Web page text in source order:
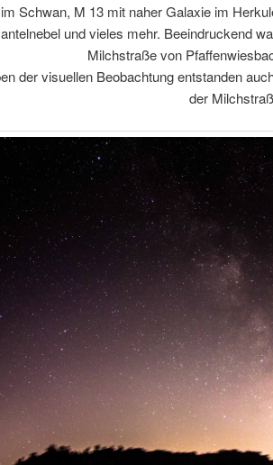
im Schwan, M 13 mit naher Galaxie im
und vieles mehr. Beeindruckend
Milchstraße von
der visuellen Beobachtung entstanden
der